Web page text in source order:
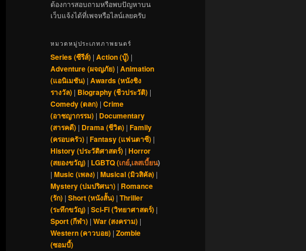
ต้องการสอบถามหรือพบปัญหาบน
เว็บแจ้งได้ที่เพจหรือไลน์เลยครับ
หมวดหมู่ประเภทภาพยนตร์
Series (ซีรีส์) | Action (บู๊) |
Adventure (ผจญภัย) | Animation
(แอนิเมชัน) | Awards (หนังชิง
รางวัล) | Biography (ชีวประวัติ) |
Comedy (ตลก) | Crime
(อาชญากรรม) | Documentary
(สารคดี) | Drama (ชีวิต) | Family
(ครอบครัว) | Fantasy (แฟนตาซี) |
History (ประวัติศาสตร์) | Horror
(สยองขวัญ) | LGBTQ (เกย์,เลสเบี้ยน)
| Music (เพลง) | Musical (มิวสิคัล) |
Mystery (ปมปริศนา) | Romance
(รัก) | Short (หนังสั้น) | Thriller
(ระทึกขวัญ) | Sci-Fi (วิทยาศาสตร์) |
Sport (กีฬา) | War (สงคราม) |
Western (คาวบอย) | Zombie
(ซอมบี้)